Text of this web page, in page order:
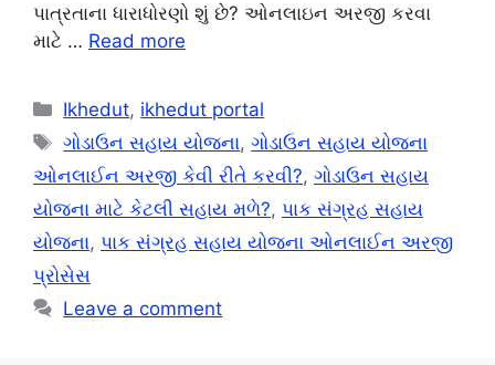
પાત્રતાના ધારાધોરણો શું છે? ઓનલાઇન અરજી કરવા
માટે … Read more
Categories
Ikhedut, ikhedut portal
Tags
ગોડાઉન સહાય યોજના,ગોડાઉન સહાય યોજના
ઓનલાઈન અરજી કેવી રીતે કરવી?, ગોડાઉન સહાય
યોજના માટે કેટલી સહાય મળે?, પાક સંગ્રહ સહાય
યોજના, પાક સંગ્રહ સહાય યોજના ઓનલાઈન અરજી
પ્રોસેસ
Leave a comment